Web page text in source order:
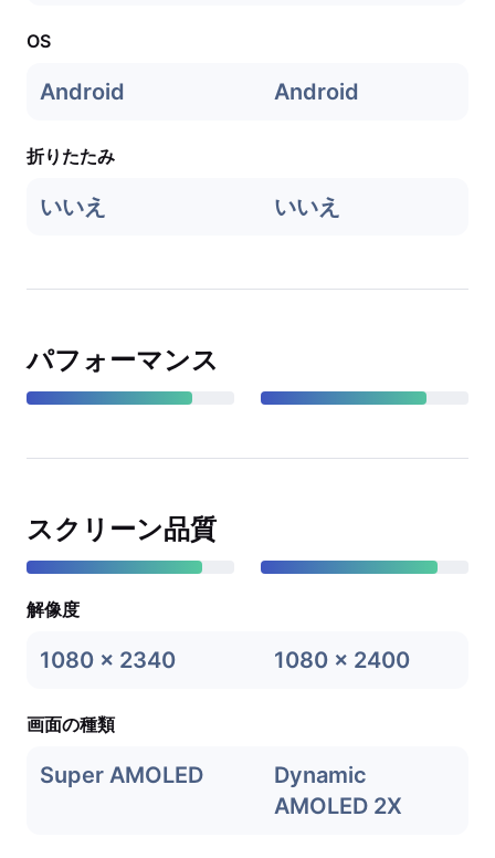
OS
Android Android
折りたたみ
いいえ いいえ
パフォーマンス
スクリーン品質
解像度
1080 x 2340 1080 x 2400
画面の種類
Super AMOLED
Dynamic
AMOLED 2X